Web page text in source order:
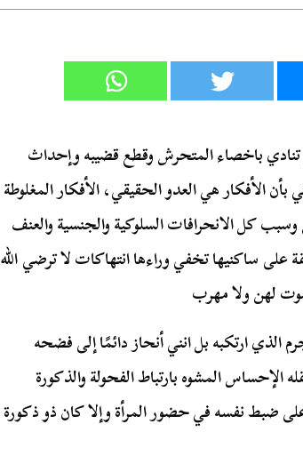
تنادي باخصاء المتحرش وقطع قضيبه وإحداث
الأفكار هي العدو الحقيقي، الأفكار المغلوطة
كل الانحرافات السلوكية والجنسية والعنف
على ساكنيها تخفي وراءها انتهاكات لا ترضي الله
لهن ولا مهرب
الذي ارتكبه بل انني أنحاز دائمًا إلى فضحه
المشوه بارتباط الفحولة والذكورة
ضبط نفسه في حضور المرأة وإلا كان ذو ذكورة